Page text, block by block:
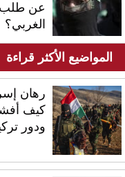
عن طلب
الغربي؟
المواضيع الأكثر قراءة
رهان
كيف
ودور